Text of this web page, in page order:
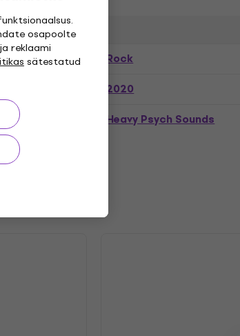
osapoolte
reklaami
sätestatud
Rock
2020
Heavy Psych Sounds